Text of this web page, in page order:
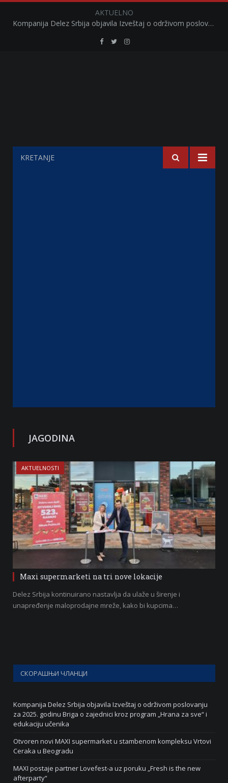
AKTUELNO
Kompanija Delez Srbija objavila Izveštaj o održivom poslovanju za 2025. godinu Briga o zajednici kroz program „Hrana za sve“ i edukaciju učenika
RetailRetailRetail
KRETANJE
JAGODINA
AKTUELNOSTI
Maxi supermarketi na tri nove lokacije
Delez Srbija kontinuirano nastavlja da ulaže u širenje i
unapređenje maloprodajne mreže, kako bi kupcima…
СКОРАШЊИ ЧЛАНЦИ
Kompanija Delez Srbija objavila Izveštaj o održivom poslovanju
za 2025. godinu Briga o zajednici kroz program „Hrana za sve“ i
edukaciju učenika
Otvoren novi MAXI supermarket u stambenom kompleksu Vrtovi
Ceraka u Beogradu
MAXI postaje partner Lovefest-a uz poruku „Fresh is the new
afterparty“